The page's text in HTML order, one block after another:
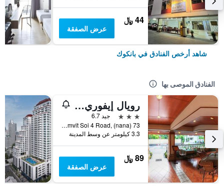
44 ﷼
عرض الصفقة
شاهد أرخص الفنادق في بانكوك
الفنادق الموصى بها
رويال إيفوري سوكومفيت نانا
3 نجوم
جيد 6.7
73 Sukhumvit Soi 4 Road, (nana), بانكوك, تايلاند
3.3 كيلومتر عن وسط المدينة
89 ﷼
عرض الصفقة